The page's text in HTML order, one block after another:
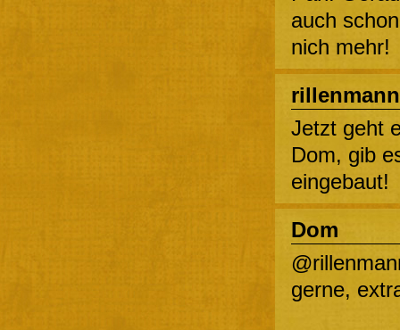
auch
nich mehr!
Jetzt geht
Dom, gib
eingebaut!
Dom
gerne,